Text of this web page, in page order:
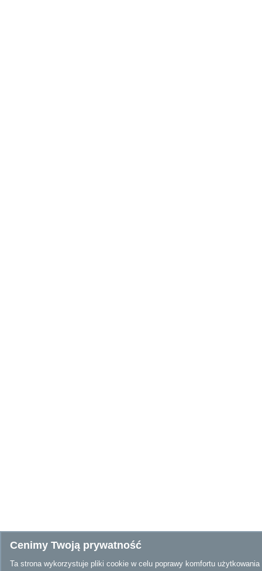
Cenimy Twoją prywatność
Ta strona wykorzystuje pliki cookie w celu poprawy komfortu